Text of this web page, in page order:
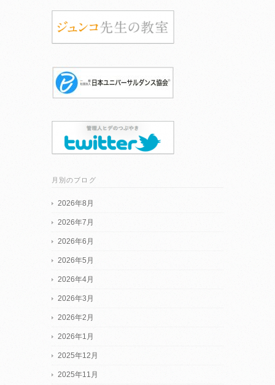
月別のブログ
2026年8月
2026年7月
2026年6月
2026年5月
2026年4月
2026年3月
2026年2月
2026年1月
2025年12月
2025年11月